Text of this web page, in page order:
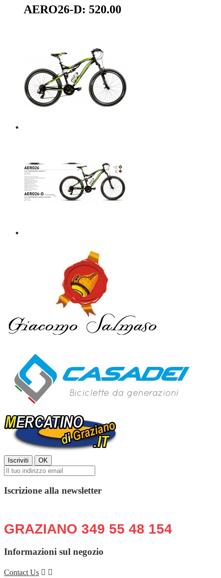
AERO26-D: 520.00
Iscrizione alla newsletter
GRAZIANO 349 55 48 154
Informazioni sul negozio
Contact Us  